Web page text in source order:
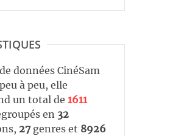
données CinéSam
à peu, elle
un total de 1611
en 32
27genres et 8926